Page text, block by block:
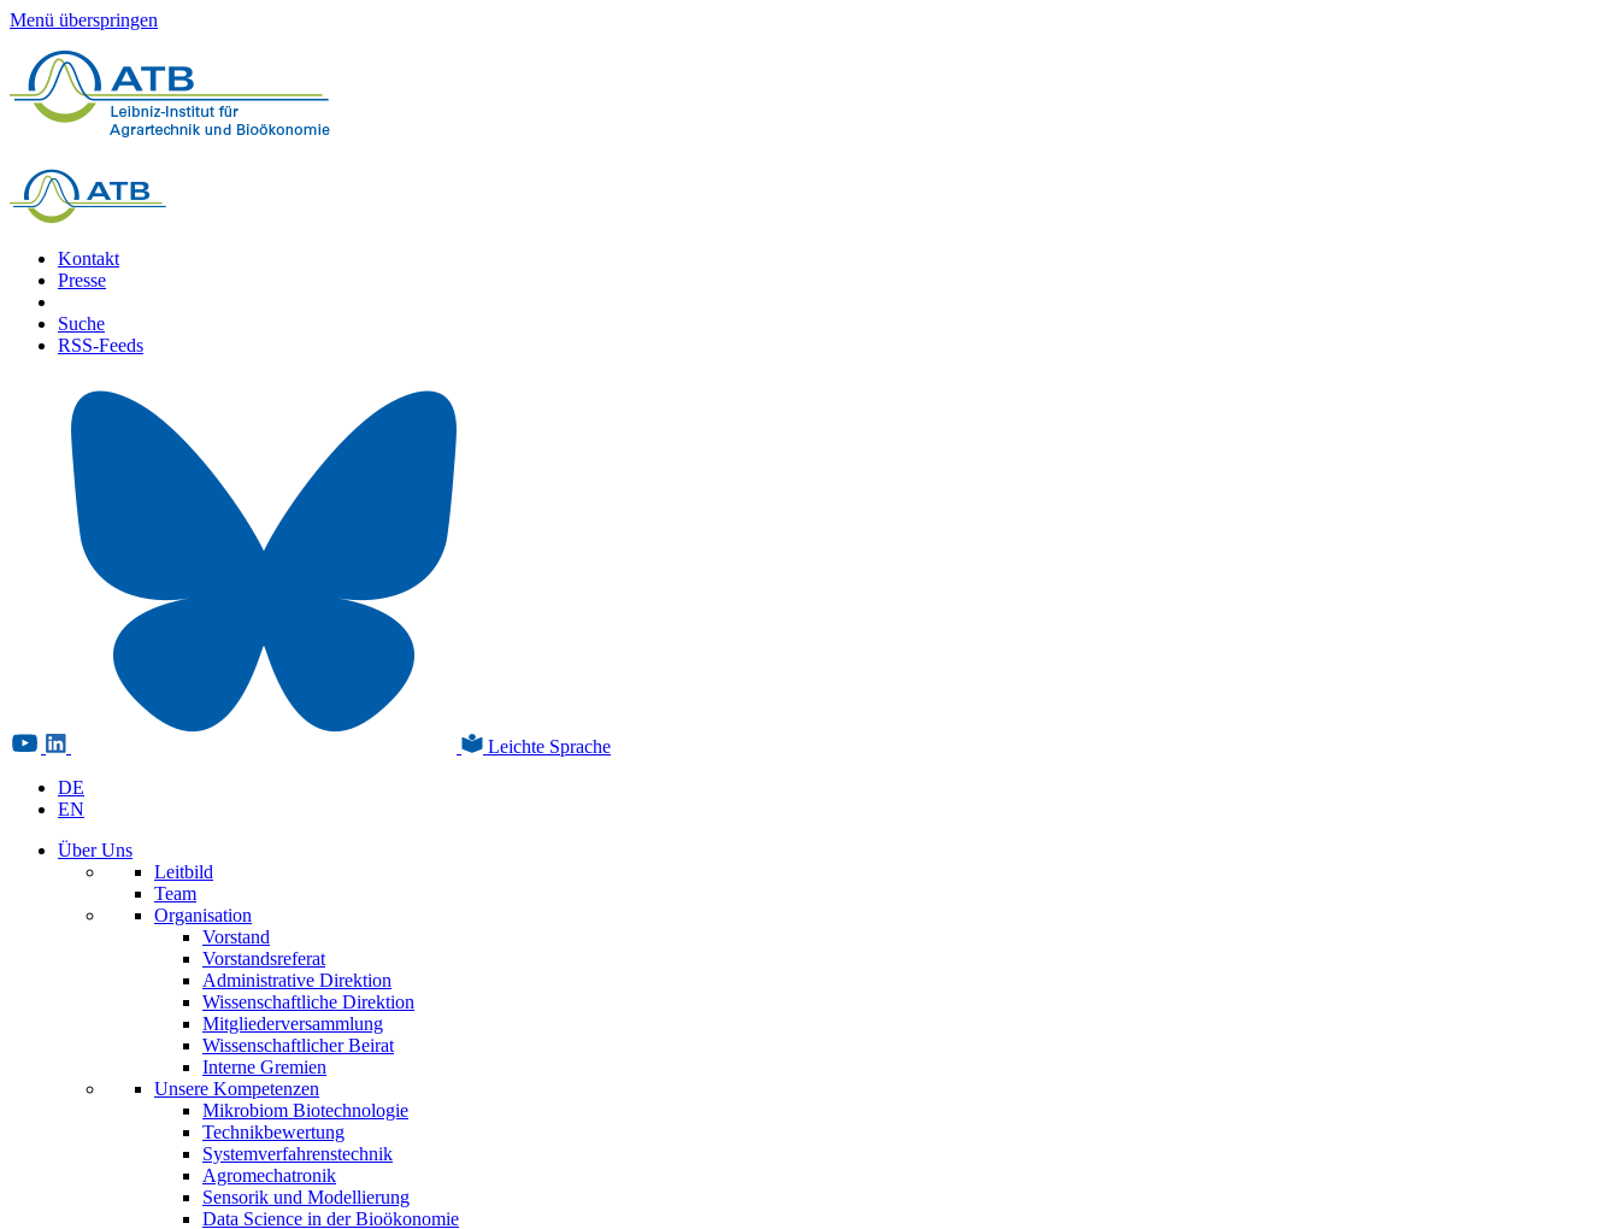
Menü überspringen
Kontakt
Presse
Suche
RSS-Feeds
Leichte Sprache
DE
EN
Über Uns
Leitbild
Team
Organisation
Vorstand
Vorstandsreferat
Administrative Direktion
Wissenschaftliche Direktion
Mitgliederversammlung
Wissenschaftlicher Beirat
Interne Gremien
Unsere Kompetenzen
Mikrobiom Biotechnologie
Technikbewertung
Systemverfahrenstechnik
Agromechatronik
Sensorik und Modellierung
Data Science in der Bioökonomie